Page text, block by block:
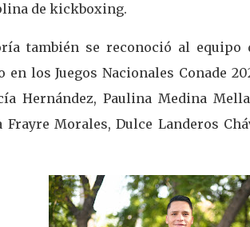
de kickboxing.
también se reconoció al equipo
en los Juegos Nacionales Conade
Hernández, Paulina Medina
Frayre Morales, Dulce Landeros